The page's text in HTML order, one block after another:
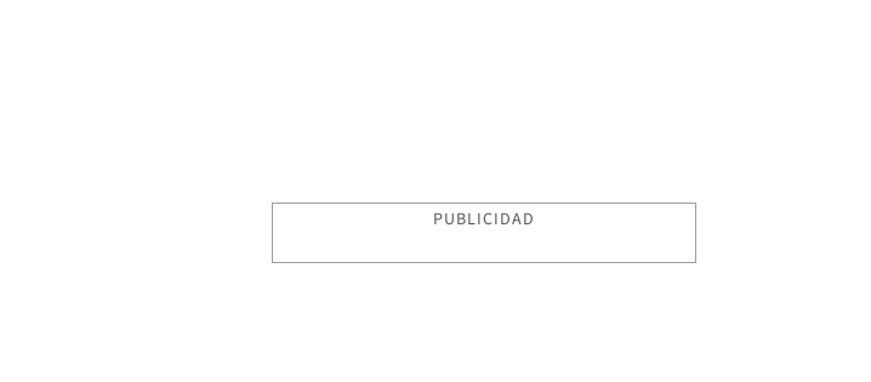
PUBLICIDAD